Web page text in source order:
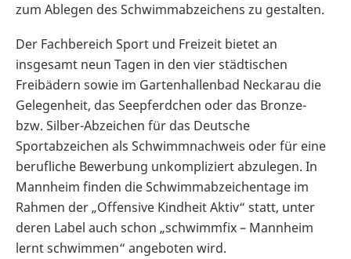
zum Ablegen des Schwimmabzeichens zu gestalten.
Der Fachbereich Sport und Freizeit bietet an
insgesamt neun Tagen in den vier städtischen
Freibädern sowie im Gartenhallenbad Neckarau die
Gelegenheit, das Seepferdchen oder das Bronze-
bzw. Silber-Abzeichen für das Deutsche
Sportabzeichen als Schwimmnachweis oder für eine
berufliche Bewerbung unkompliziert abzulegen. In
Mannheim finden die Schwimmabzeichentage im
Rahmen der „Offensive Kindheit Aktiv“ statt, unter
deren Label auch schon „schwimmfix – Mannheim
lernt schwimmen“ angeboten wird.